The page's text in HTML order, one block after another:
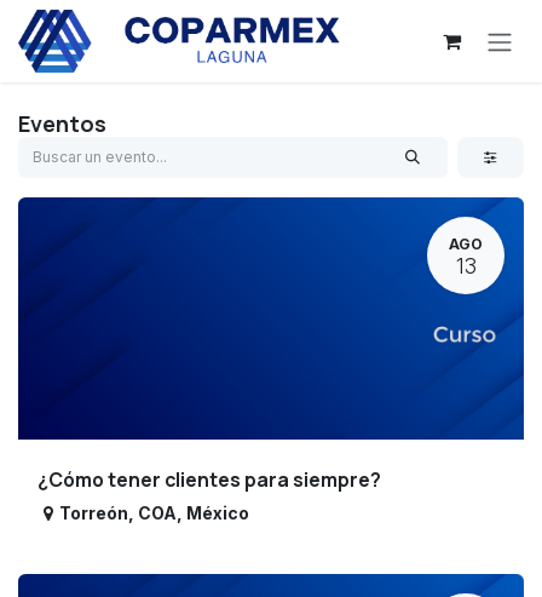
Ir al contenido
Eventos
AGO
13
¿Cómo tener clientes para siempre?
Torreón COA México